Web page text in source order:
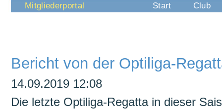
Navigation
Start Club
Mitgliederportal
Bericht von der Optiliga-
14.09.2019 12:08
Die letzte Optiliga-Regatta in dieser